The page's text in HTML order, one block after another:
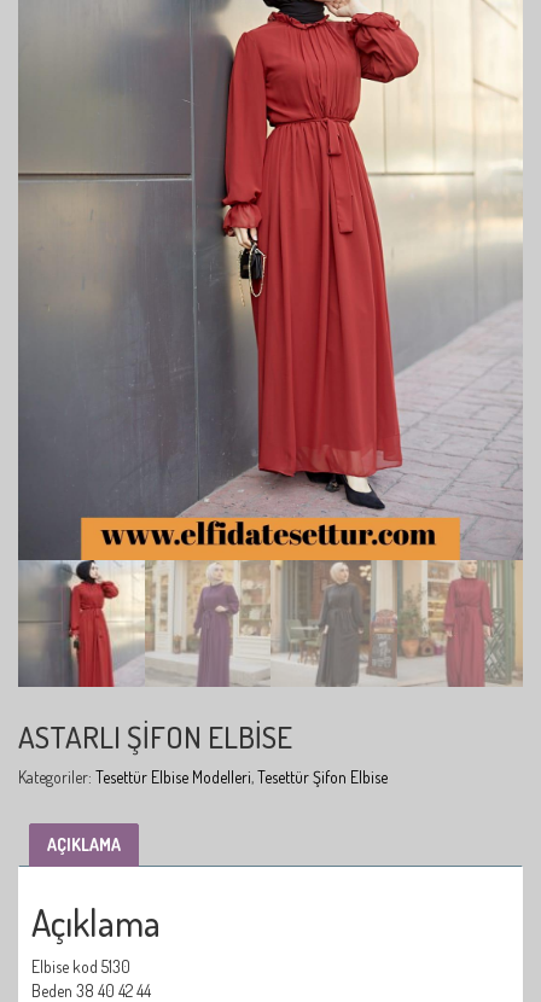
ASTARLI ŞIFON ELBISE
Kategoriler: Tesettür Elbise Modelleri,Tesettür Şifon Elbise
AÇIKLAMA
Açıklama
Elbise kod 5130
Beden 38 40 42 44